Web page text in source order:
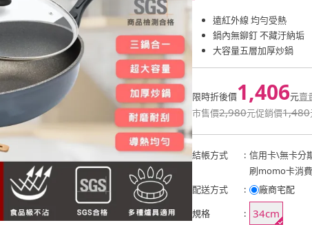
遠紅外線 均勻受熱
鍋內無鉚釘 不藏汙納垢
大容量五層加厚炒鍋
限時折後價1,406元賣
市售價2,980元促銷價1,480
結帳方式 : 信用卡\無卡分
刷momo卡消
配送方式
:
廠商宅配
規格
: 34cm